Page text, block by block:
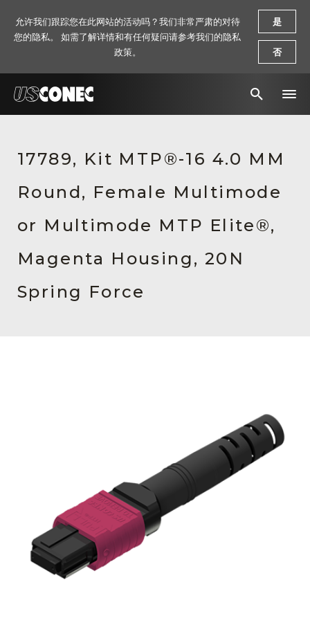
解决方案
产品
资源
关于我们
17789, Kit MTP®-16 4.0 MM
Round, Female Multimode
or Multimode MTP Elite®,
Magenta Housing, 20N
Spring Force
允许我们跟踪您在此网站的活动吗？我们非常严肃的对待
您的隐私。 如需了解详情和有任何疑问请参考我们的隐私
政策。
是
否